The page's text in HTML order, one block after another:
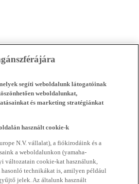
segíti weboldalunk látogatóinak
weboldalunkat,
és marketing stratégiánkat
használt cookie-k
N.V. vállalat), a fiókirodáink és a
a weboldalunkon (yamaha-
változatain cookie-kat használunk,
technikákat is, amilyen például
jelek. Az általunk használt